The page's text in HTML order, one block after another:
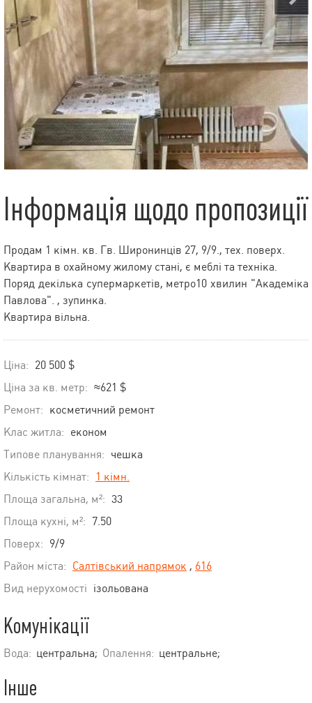
Інформація щодо пропозиції
Продам 1 кімн. кв. Гв. Широнинців 27, 9/9., тех. поверх.
Квартира в охайному жилому стані, є меблі та техніка.
Поряд декілька супермаркетів, метро10 хвилин "Академіка
Павлова". , зупинка.
Квартира вільна.
Ціна: 20 500 $
Ціна за кв. метр: ≈621 $
Ремонт: косметичний ремонт
Клас житла: економ
Типове планування: чешка
Кількість кімнат:
1 кімн.
Площа загальна, м²: 33
Площа кухні, м²: 7.50
Поверх: 9/9
Район міста: Салтівський напрямок , 616
Вид нерухомості ізольована
Комунікації
Вода: центральна; Опалення: центральне;
Інше